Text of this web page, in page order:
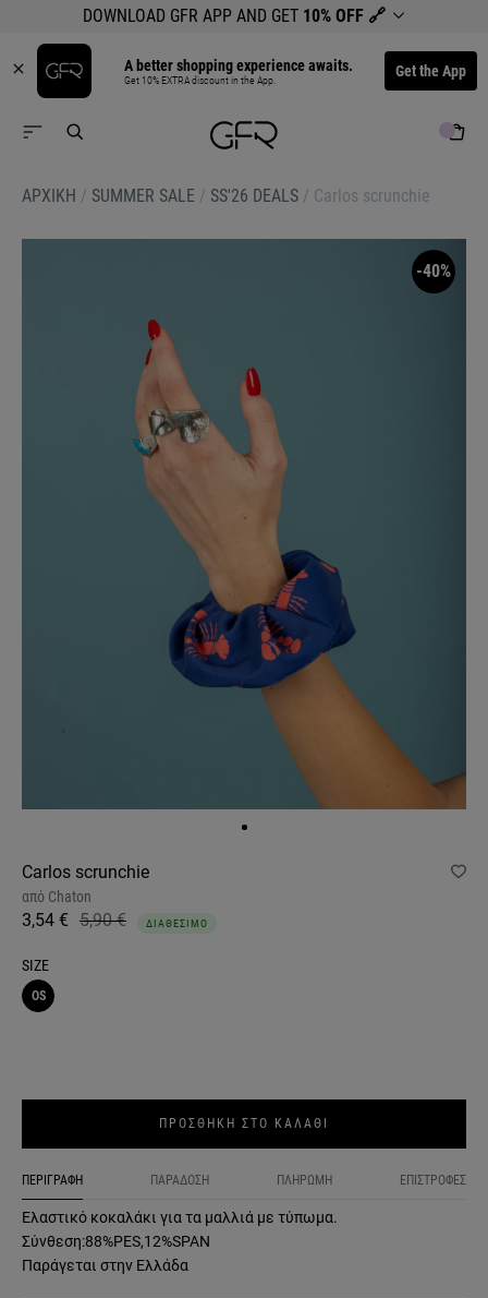
DOWNLOAD GFR APP AND GET 10% OFF 🔗
A better shopping experience awaits.
Get 10% EXTRA discount in the App. Get the App
ΑΡΧΙΚΉ / SUMMER SALE / SS'26 DEALS / Carlos scrunchie
-40%
Carlos scrunchie
από Chaton
3,54 € 5,90 € ΔΙΑΘΕΣΙΜΟ
SIZE
OS
ΠΡΟΣΘΗΚΗ ΣΤΟ ΚΑΛΑΘΙ
ΠΕΡΙΓΡΑΦΗ ΠΑΡΑΔΟΣΗ ΠΛΗΡΩΜΗ ΕΠΙΣΤΡΟΦΕΣ
Ελαστικό κοκαλάκι για τα μαλλιά με τύπωμα.
Σύνθεση:88%PES,12%SPAN
Παράγεται στην Ελλάδα